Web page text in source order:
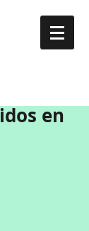
en